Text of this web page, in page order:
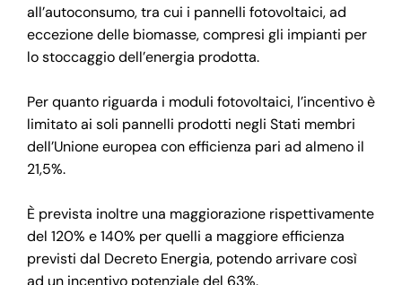
all’autoconsumo, tra cui i pannelli fotovoltaici, ad
eccezione delle biomasse, compresi gli impianti per
lo stoccaggio dell’energia prodotta.
Per quanto riguarda i moduli fotovoltaici, l’incentivo è
limitato ai soli pannelli prodotti negli Stati membri
dell’Unione europea con efficienza pari ad almeno il
21,5%.
È prevista inoltre una maggiorazione rispettivamente
del 120% e 140% per quelli a maggiore efficienza
previsti dal Decreto Energia, potendo arrivare così
ad un incentivo potenziale del 63%.